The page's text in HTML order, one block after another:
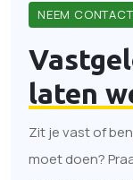
NEEM
laten
Zit je vast of
moet doen?